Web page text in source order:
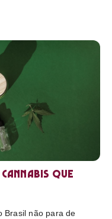
que
Brasil não para de